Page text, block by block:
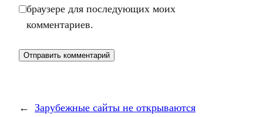
браузере для последующих моих
комментариев.
← Зарубежные сайты не открываются